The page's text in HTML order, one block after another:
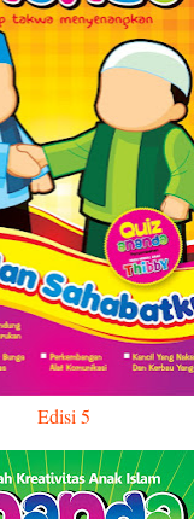
Edisi 5